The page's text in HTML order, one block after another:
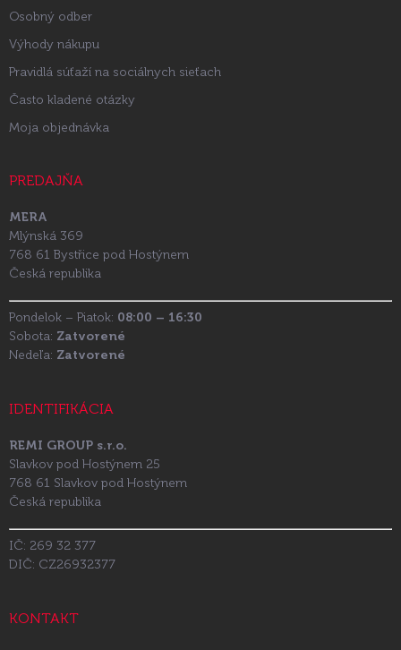
Osobný odber
Výhody nákupu
Pravidlá súťaží na sociálnych sieťach
Často kladené otázky
Moja objednávka
PREDAJŇA
MERA
Mlýnská 369
768 61 Bystřice pod Hostýnem
Česká republika
Pondelok – Piatok: 08:00 – 16:30
Sobota: Zatvorené
Nedeľa: Zatvorené
IDENTIFIKÁCIA
REMI GROUP s.r.o.
Slavkov pod Hostýnem 25
768 61 Slavkov pod Hostýnem
Česká republika
IČ: 269 32 377
DIČ: CZ26932377
KONTAKT